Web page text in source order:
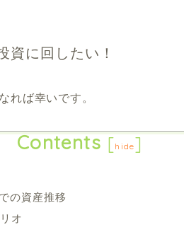
資に回したい！
れば幸いです。
Contents [hide]
の資産推移
オ